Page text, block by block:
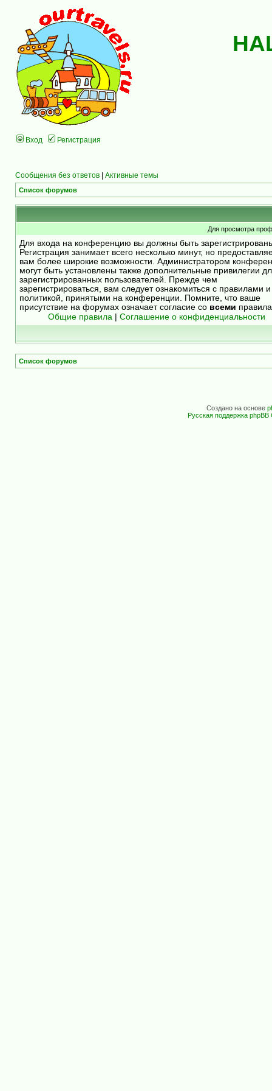
Вход Регистрация
Сообщения без ответов | Активные темы
Список форумов
Для просмотра
Для входа на конференцию вы должны быть
Регистрация занимает всего несколько минут, но
вам более широкие возможности. Администратором
могут быть установлены также дополнительные привилегии
зарегистрированных пользователей. Прежде чем
зарегистрироваться, вам следует ознакомиться с правилами и
политикой, принятыми на конференции. Помните, что ваше
присутствие на форумах означает согласие со всеми
Общие правила
Соглашение о конфиденциальности
Список форумов
Создано на основе
Русская поддержка phpBB